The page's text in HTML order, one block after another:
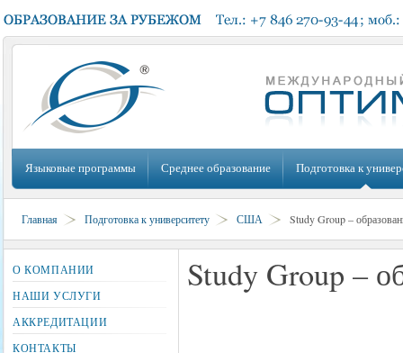
Языковые программы Среднее образование Подготовка к
Главная Подготовка к университету США Study Group –
Study Group –
О КОМПАНИИ
НАШИ УСЛУГИ
АККРЕДИТАЦИИ
КОНТАКТЫ